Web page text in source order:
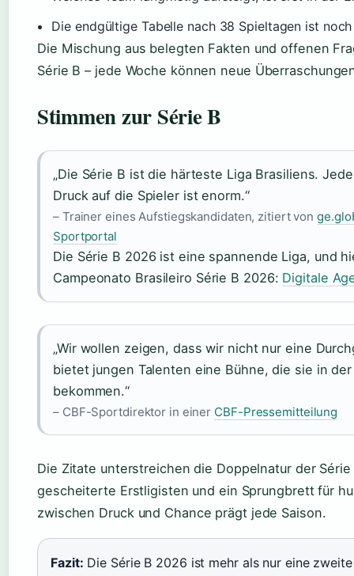
Die endgültige Tabelle nach 38 Spieltagen ist
Die Mischung aus belegten Fakten und offenen
Série B – jede Woche können neue
Stimmen zur Série B
„Die Série B ist die härteste Liga Brasiliens.
Druck auf die Spieler ist enorm.“
– Trainer eines Aufstiegskandidaten, zitiert von
Sportportal
Die Série B 2026 ist eine spannende Liga, und
Campeonato Brasileiro Série B 2026: Digitale
„Wir wollen zeigen, dass wir nicht nur eine
bietet jungen Talenten eine Bühne, die sie in
bekommen.“
– CBF-Sportdirektor in einer CBF-Pressemitteilung
Die Zitate unterstreichen die Doppelnatur der
gescheiterte Erstligisten und ein Sprungbrett für
zwischen Druck und Chance prägt jede Saison.
Fazit: Die Série B 2026 ist mehr als nur eine